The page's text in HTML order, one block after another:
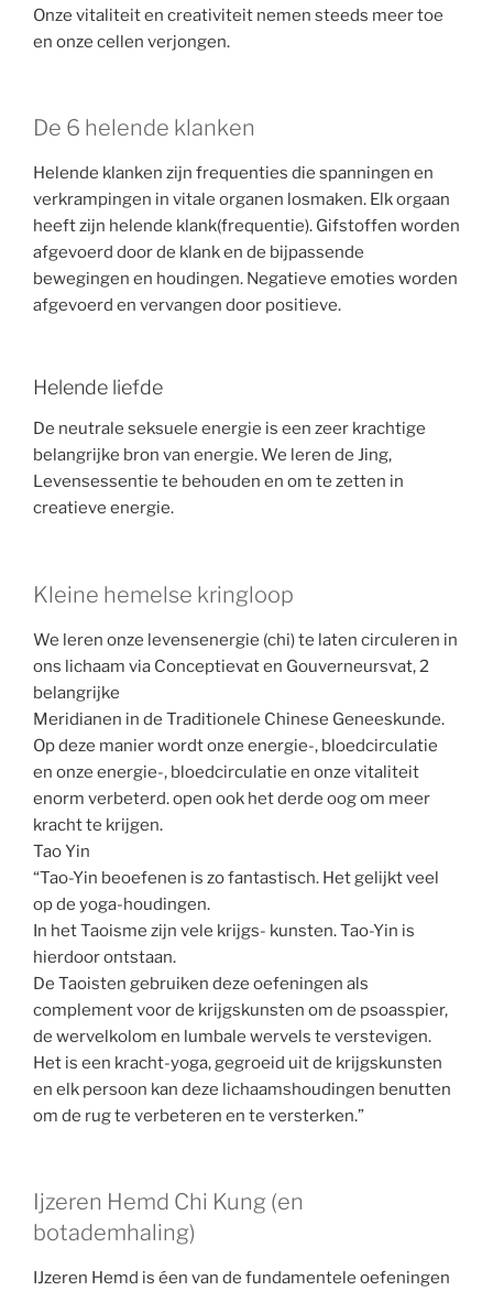
Onze vitaliteit en creativiteit nemen steeds meer toe
en onze cellen verjongen.
De 6 helende klanken
Helende klanken zijn frequenties die spanningen en
verkrampingen in vitale organen losmaken. Elk orgaan
heeft zijn helende klank(frequentie). Gifstoffen worden
afgevoerd door de klank en de bijpassende
bewegingen en houdingen. Negatieve emoties worden
afgevoerd en vervangen door positieve.
Helende liefde
De neutrale seksuele energie is een zeer krachtige
belangrijke bron van energie. We leren de Jing,
Levensessentie te behouden en om te zetten in
creatieve energie.
Kleine hemelse kringloop
We leren onze levensenergie (chi) te laten circuleren in
ons lichaam via Conceptievat en Gouverneursvat, 2
belangrijke
Meridianen in de Traditionele Chinese Geneeskunde.
Op deze manier wordt onze energie-, bloedcirculatie
en onze energie-, bloedcirculatie en onze vitaliteit
enorm verbeterd. open ook het derde oog om meer
kracht te krijgen.
Tao Yin
“Tao-Yin beoefenen is zo fantastisch. Het gelijkt veel
op de yoga-houdingen.
In het Taoisme zijn vele krijgs- kunsten. Tao-Yin is
hierdoor ontstaan.
De Taoisten gebruiken deze oefeningen als
complement voor de krijgskunsten om de psoasspier,
de wervelkolom en lumbale wervels te verstevigen.
Het is een kracht-yoga, gegroeid uit de krijgskunsten
en elk persoon kan deze lichaamshoudingen benutten
om de rug te verbeteren en te versterken.”
Ijzeren Hemd Chi Kung (en
botademhaling)
IJzeren Hemd is éen van de fundamentele oefeningen